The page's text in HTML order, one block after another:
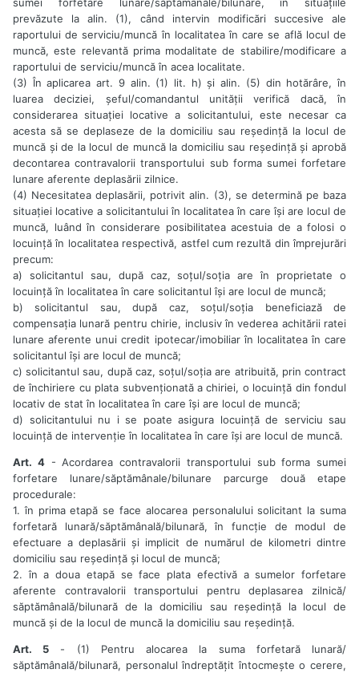
prevăzute la alin. (1), când intervin modificări succesive ale
raportului de serviciu/muncă în localitatea în care se află locul de
muncă, este relevantă prima modalitate de stabilire/modificare a
raportului de serviciu/muncă în acea localitate.
(3) În aplicarea art. 9 alin. (1) lit. h) și alin. (5) din hotărâre, în
luarea deciziei, șeful/comandantul unității verifică dacă, în
considerarea situației locative a solicitantului, este necesar ca
acesta să se deplaseze de la domiciliu sau reședință la locul de
muncă și de la locul de muncă la domiciliu sau reședință și aprobă
decontarea contravalorii transportului sub forma sumei forfetare
lunare aferente deplasării zilnice.
(4) Necesitatea deplasării, potrivit alin. (3), se determină pe baza
situației locative a solicitantului în localitatea în care își are locul de
muncă, luând în considerare posibilitatea acestuia de a folosi o
locuință în localitatea respectivă, astfel cum rezultă din împrejurări
precum:
a) solicitantul sau, după caz, soțul/soția are în proprietate o
locuință în localitatea în care solicitantul își are locul de muncă;
b) solicitantul sau, după caz, soțul/soția beneficiază de
compensația lunară pentru chirie, inclusiv în vederea achitării ratei
lunare aferente unui credit ipotecar/imobiliar în localitatea în care
solicitantul își are locul de muncă;
c) solicitantul sau, după caz, soțul/soția are atribuită, prin contract
de închiriere cu plata subvenționată a chiriei, o locuință din fondul
locativ de stat în localitatea în care își are locul de muncă;
d) solicitantului nu i se poate asigura locuință de serviciu sau
locuință de intervenție în localitatea în care își are locul de muncă.
Art. 4- Acordarea contravalorii transportului sub forma sumei
forfetare lunare/săptămânale/bilunare parcurge două etape
procedurale:
1. în prima etapă se face alocarea personalului solicitant la suma
forfetară lunară/săptămânală/bilunară, în funcție de modul de
efectuare a deplasării și implicit de numărul de kilometri dintre
domiciliu sau reședință și locul de muncă;
2. în a doua etapă se face plata efectivă a sumelor forfetare
aferente contravalorii transportului pentru deplasarea zilnică/
săptămânală/bilunară de la domiciliu sau reședință la locul de
muncă și de la locul de muncă la domiciliu sau reședință.
Art. 5 - (1) Pentru alocarea la suma forfetară lunară/
săptămânală/bilunară, personalul îndreptățit întocmește o cerere,